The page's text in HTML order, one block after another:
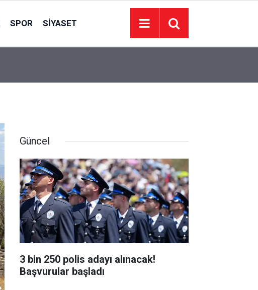
SPOR SIYASET
Güncel
3 bin 250 polis adayı alınacak!
Başvurular başladı